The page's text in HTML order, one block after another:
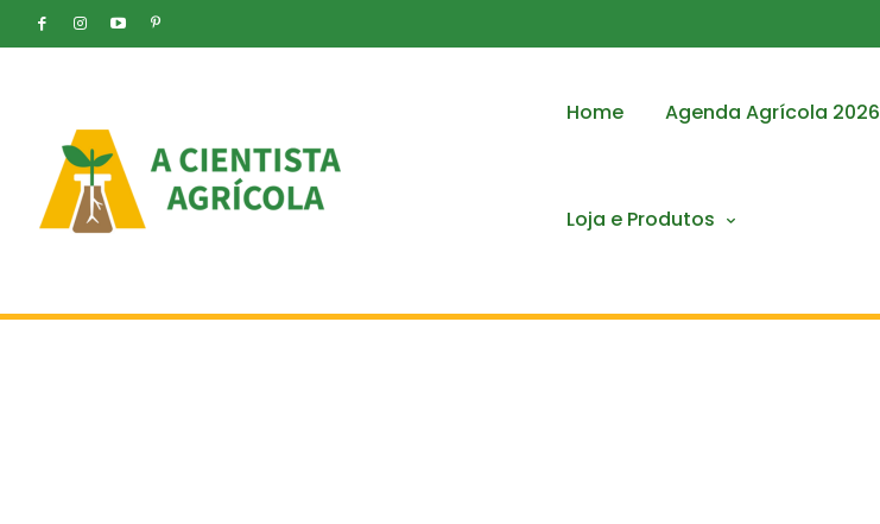
Home Agenda Agrícola 2026
Loja e Produtos